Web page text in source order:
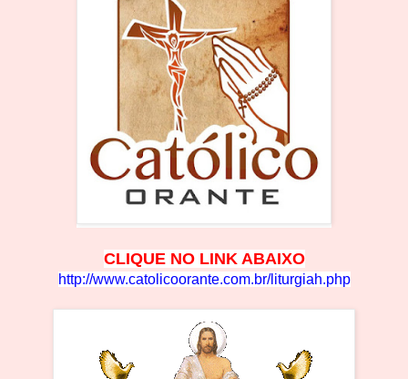
CLIQUE NO LINK ABAIXO
http://www.catolicoorante.com.br/liturgiah.php